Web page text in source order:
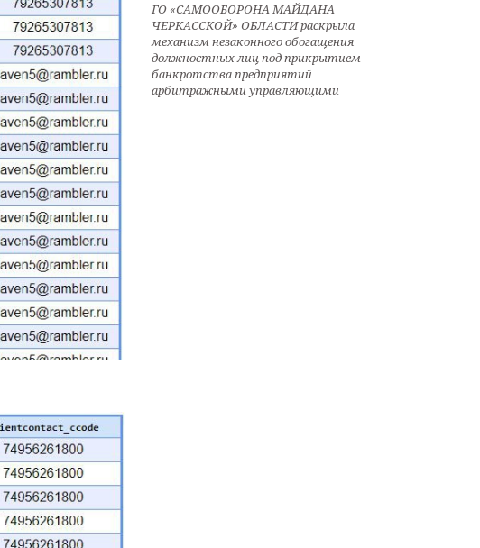
ГО «САМООБОРОНА МАЙДАНА
ЧЕРКАССКОЙ» ОБЛАСТИ раскрыла
механизм незаконного обогащения
должностных лиц под прикрытием
банкротства предприятий
арбитражными управляющими